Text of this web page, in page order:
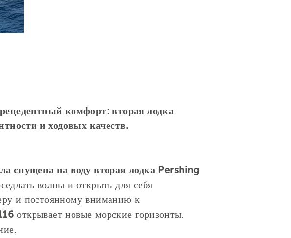
комфорт: вторая лодка
и ходовых качеств.
спущена на воду вторая лодка Pershing
волны и открыть для себя
и постоянному вниманию к
открывает новые морские горизонты,